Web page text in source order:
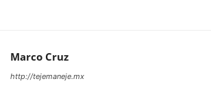
Marco Cruz
http://tejemaneje.mx